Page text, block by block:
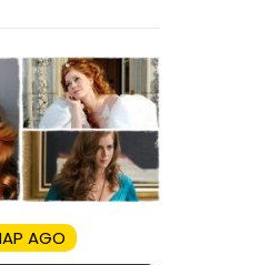
AGO